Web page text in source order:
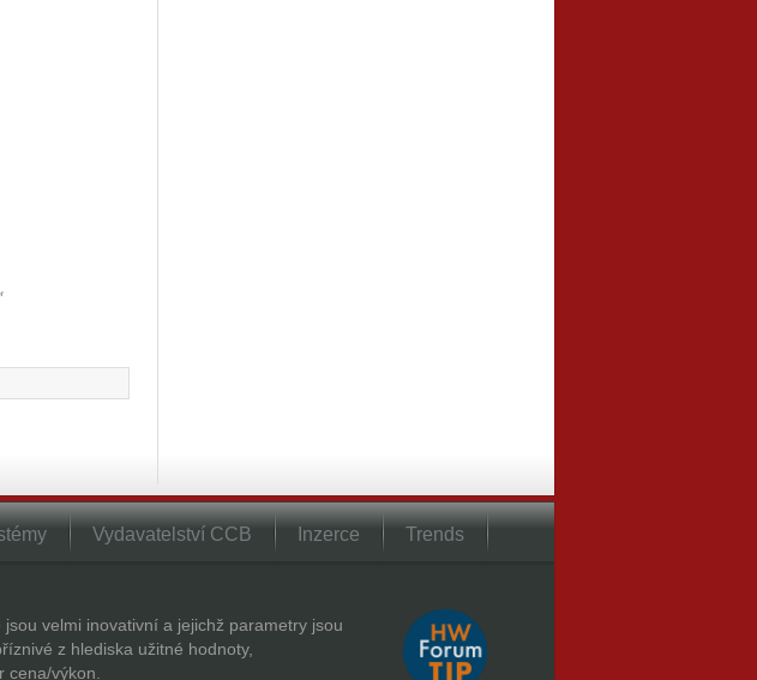
Vydavatelství CCB Inzerce Trends
velmi inovativní a jejichž parametry jsou
z hlediska užitné hodnoty,
výkon.